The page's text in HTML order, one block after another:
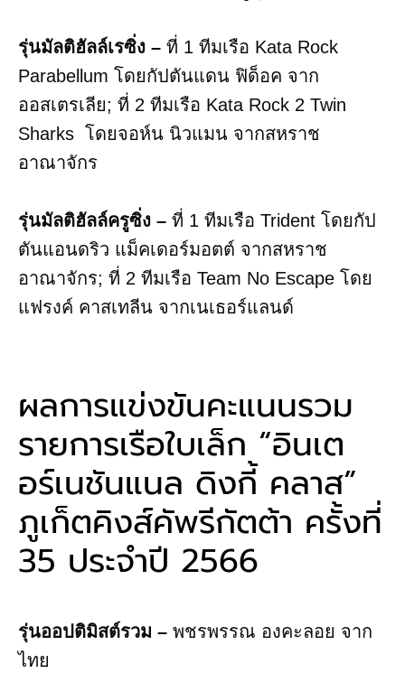
รุ่นมัลติฮัลล์เรซิ่ง – ที่ 1 ทีมเรือ Kata Rock
Parabellum โดยกัปตันแดน ฟิด็อค จาก
ออสเตรเลีย; ที่ 2 ทีมเรือ Kata Rock 2 Twin
Sharks โดยจอห์น นิวแมน จากสหราช
อาณาจักร
รุ่นมัลติฮัลล์ครูซิ่ง – ที่ 1 ทีมเรือ Trident โดยกัป
ตันแอนดริว แม็คเดอร์มอตต์ จากสหราช
อาณาจักร; ที่ 2 ทีมเรือ Team No Escape โดย
แฟรงค์ คาสเทลีน จากเนเธอร์แลนด์
ผลการแข่งขันคะแนนรวม
รายการเรือใบเล็ก “อินเต
อร์เนชันแนล ดิงกี้ คลาส”
ภูเก็ตคิงส์คัพรีกัตต้า ครั้งที่
35 ประจำปี 2566
รุ่นออปติมิสต์รวม – พชรพรรณ องคะลอย จาก
ไทย